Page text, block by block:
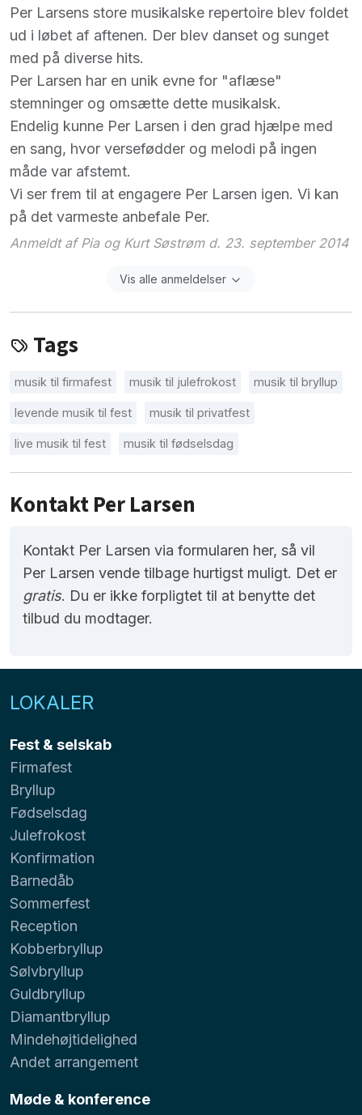
Per Larsens store musikalske repertoire blev foldet
ud i løbet af aftenen. Der blev danset og sunget
med på diverse hits.
Per Larsen har en unik evne for "aflæse"
stemninger og omsætte dette musikalsk.
Endelig kunne Per Larsen i den grad hjælpe med
en sang, hvor versefødder og melodi på ingen
måde var afstemt.
Vi ser frem til at engagere Per Larsen igen. Vi kan
på det varmeste anbefale Per.
Anmeldt af Pia og Kurt Søstrøm d. 23. september 2014
Vis alle anmeldelser
Tags
musik til firmafest musik til julefrokost musik til bryllup
levende musik til fest musik til privatfest
live musik til fest musik til fødselsdag
Kontakt Per Larsen
Kontakt Per Larsen via formularen her, så vil
Per Larsen vende tilbage hurtigst muligt. Det er
gratis. Du er ikke forpligtet til at benytte det
tilbud du modtager.
LOKALER
Fest & selskab
Firmafest
Bryllup
Fødselsdag
Julefrokost
Konfirmation
Barnedåb
Sommerfest
Reception
Kobberbryllup
Sølvbryllup
Guldbryllup
Diamantbryllup
Mindehøjtidelighed
Andet arrangement
Møde & konference